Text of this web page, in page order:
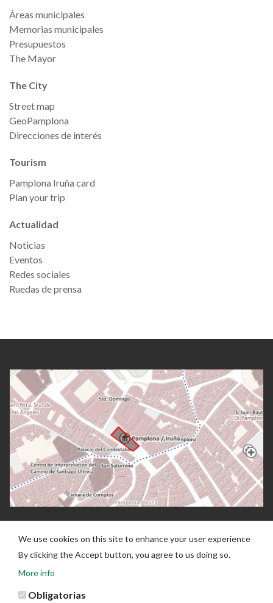
Áreas municipales
Memorias municipales
Presupuestos
The Mayor
The City
Street map
GeoPamplona
Direcciones de interés
Tourism
Pamplona Iruña card
Plan your trip
Actualidad
Noticias
Eventos
Redes sociales
Ruedas de prensa
We use cookies on this site to enhance your user experience
By clicking the Accept button, you agree to us doing so.
More info
Obligatorias